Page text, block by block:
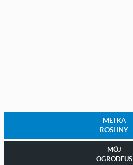
METKA
ROŚLINY
MÓJ
OGRODEUS